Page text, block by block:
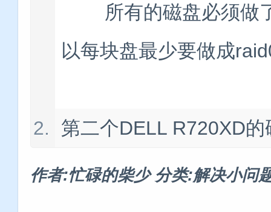
所有的磁盘必须做了
以每块盘最少要做成
第二个DELL R720XD
作者:忙碌的柴少 分类:解决小问